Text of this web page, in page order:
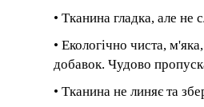
• Тканина гладка, але не
• Екологічно чиста,
добавок. Чудово
• Тканина не линяє та